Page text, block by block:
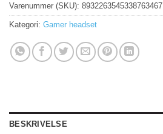
Varenummer (SKU): 8932263545338763467
Kategori: Gamer headset
BESKRIVELSE